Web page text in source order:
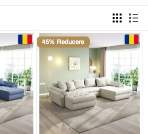
asigurând durabilitate și un design
în formă de U de la Dumonde.ro și
într-un spațiu primitor și elegant.
colecție și găsește colțarul perfect pentru
45% Reducere